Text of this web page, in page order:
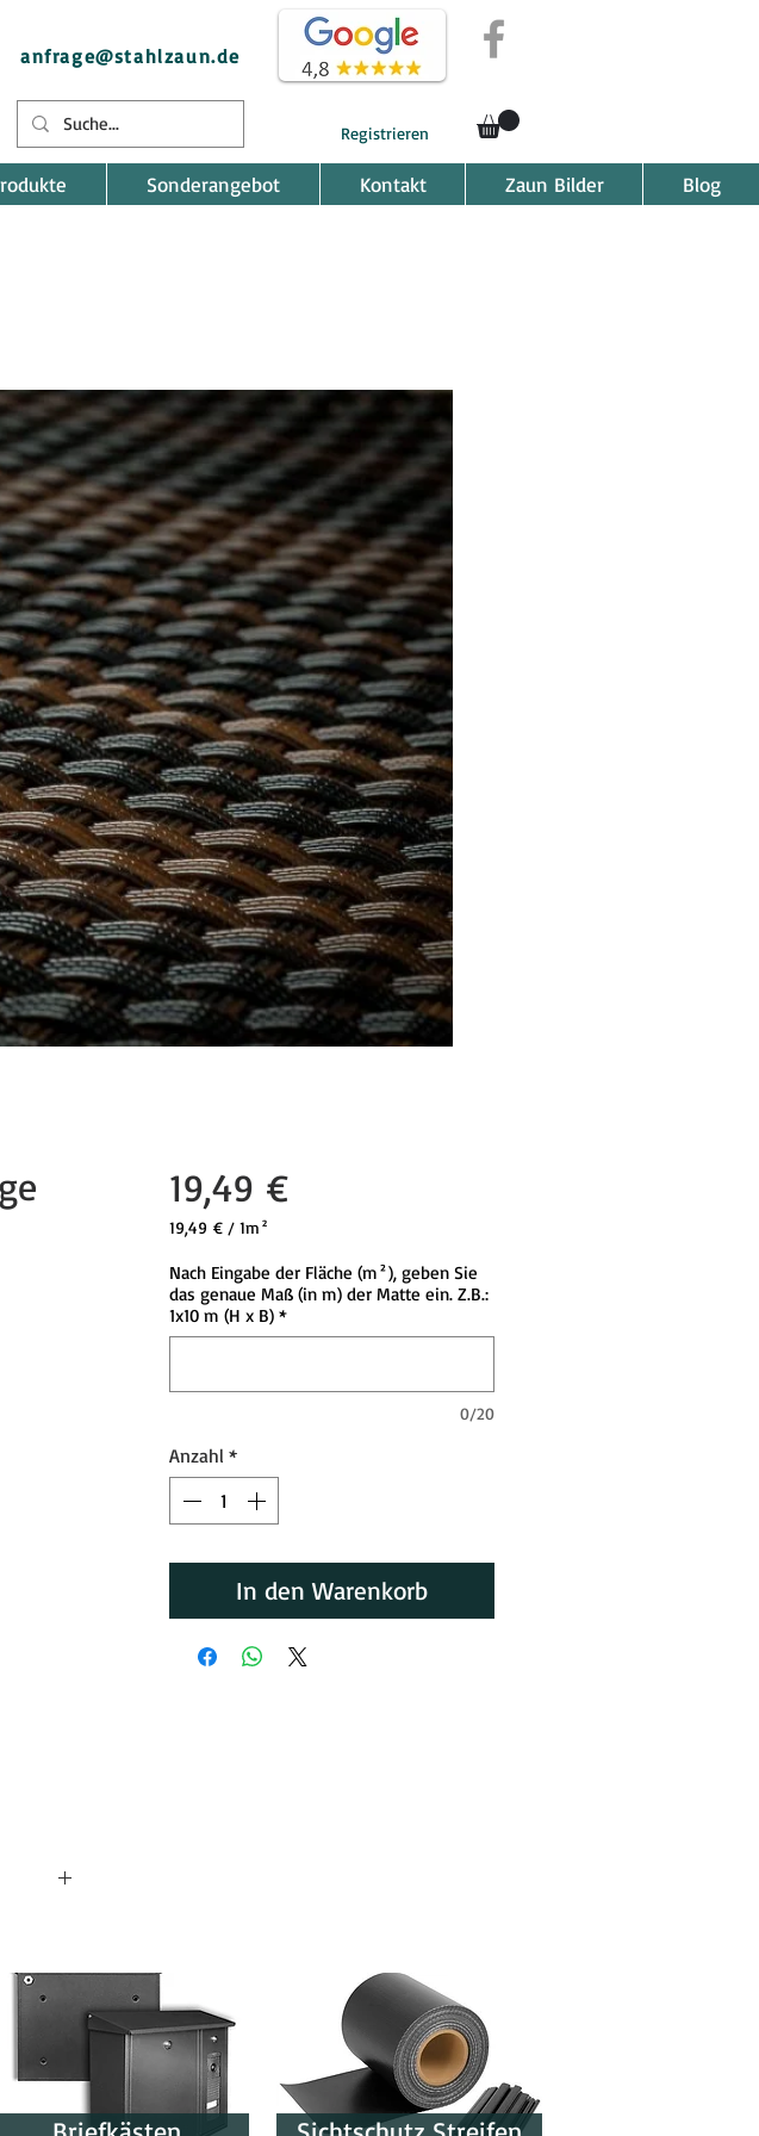
anfrage@stahlzaun.de
Registrieren
Sonderangebot Kontakt Zaun Bilder Blog
19,49 €Preis
19,49 € / 1m²
pro
1
Quadratmeter
Nach Eingabe der Fläche (m²), geben Sie
das genaue Maß (in m) der Matte ein. Z.B.:
1x10 m (H x B) *
0/20
Anzahl *
In den Warenkorb